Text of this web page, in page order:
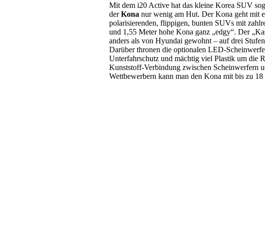
Mit dem i20 Active hat das kleine Korea SUV
derKona nur wenig am Hut. Der Kona geht mit
polarisierenden, flippigen, bunten SUVs mit
und 1,55 Meter hohe Kona ganz „edgy“. Der
anders als von Hyundai gewohnt – auf drei
Darüber thronen die optionalen LED-
Unterfahrschutz und mächtig viel Plastik um die
Kunststoff-Verbindung zwischen Scheinwerfern
Wettbewerbern kann man den Kona mit bis zu